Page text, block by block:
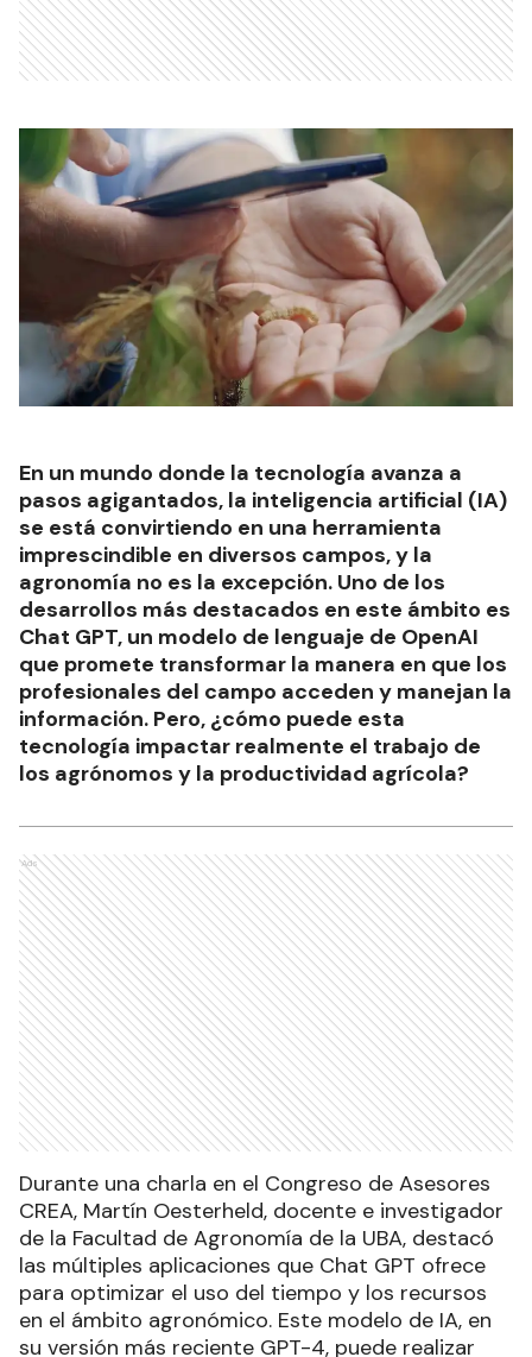
En un mundo donde la tecnología avanza a
pasos agigantados, la inteligencia artificial (IA)
se está convirtiendo en una herramienta
imprescindible en diversos campos, y la
agronomía no es la excepción. Uno de los
desarrollos más destacados en este ámbito es
Chat GPT, un modelo de lenguaje de OpenAI
que promete transformar la manera en que los
profesionales del campo acceden y manejan la
información. Pero, ¿cómo puede esta
tecnología impactar realmente el trabajo de
los agrónomos y la productividad agrícola?
Ads
Durante una charla en el Congreso de Asesores
CREA, Martín Oesterheld, docente e investigador
de la Facultad de Agronomía de la UBA, destacó
las múltiples aplicaciones que Chat GPT ofrece
para optimizar el uso del tiempo y los recursos
en el ámbito agronómico. Este modelo de IA, en
su versión más reciente GPT-4, puede realizar